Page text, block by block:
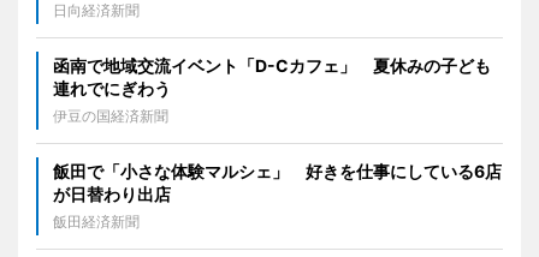
日向経済新聞
函南で地域交流イベント「D-Cカフェ」 夏休みの子ども
連れでにぎわう
伊豆の国経済新聞
飯田で「小さな体験マルシェ」 好きを仕事にしている6店
が日替わり出店
飯田経済新聞